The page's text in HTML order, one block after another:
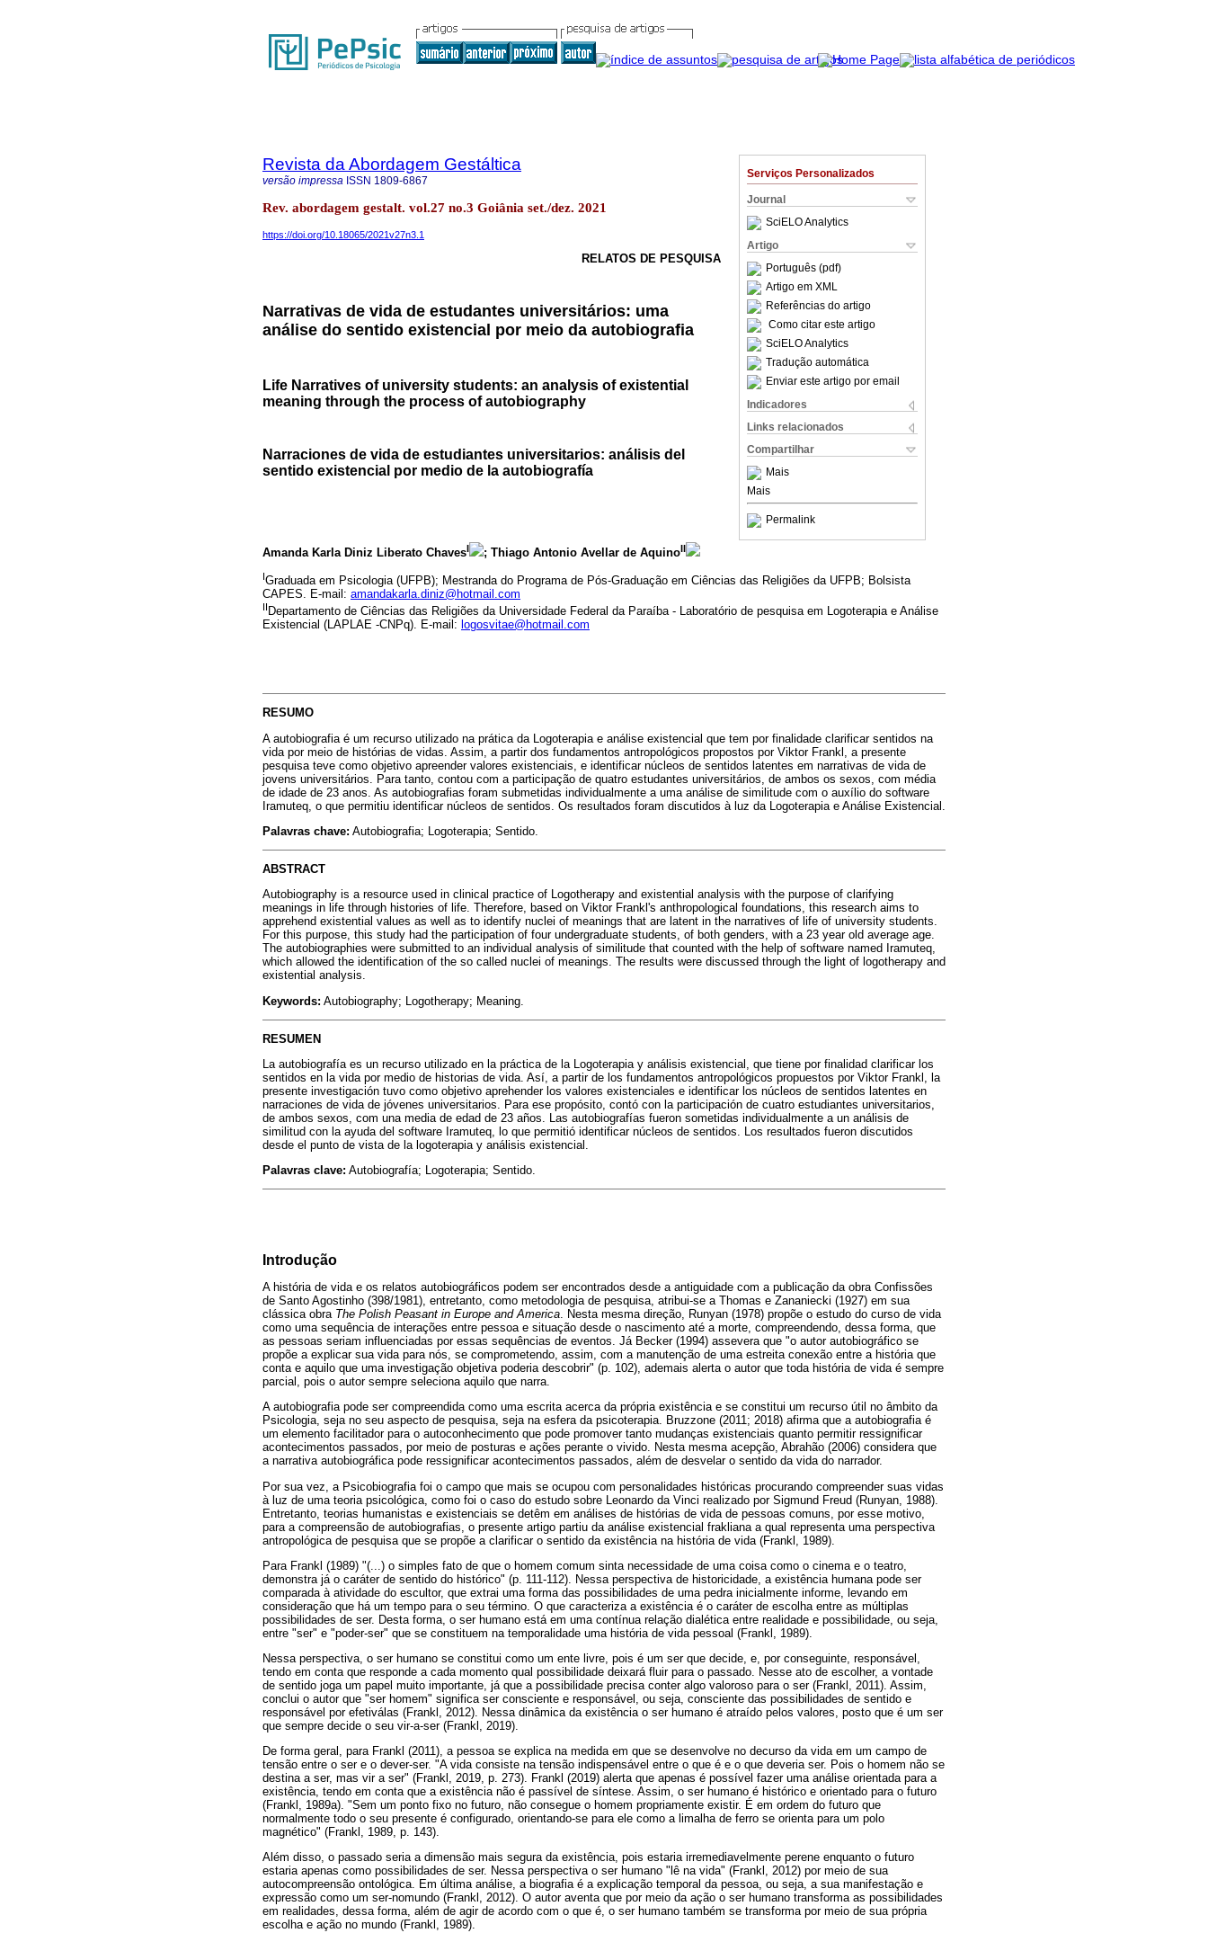
Serviços Personalizados
Journal
SciELO Analytics
Artigo
Português (pdf)
Artigo em XML
Referências do artigo
Como citar este artigo
SciELO Analytics
Tradução automática
Enviar este artigo por email
Indicadores
Links relacionados
Compartilhar
Mais
Mais
Permalink
Revista da Abordagem Gestáltica
versão impressa ISSN 1809-6867
Rev. abordagem gestalt. vol.27 no.3 Goiânia set./dez. 2021
https://doi.org/10.18065/2021v27n3.1
RELATOS DE PESQUISA
Narrativas de vida de estudantes universitários: uma
análise do sentido existencial por meio da autobiografia
Life Narratives of university students: an analysis of existential
meaning through the process of autobiography
Narraciones de vida de estudiantes universitarios: análisis del
sentido existencial por medio de la autobiografía
Amanda Karla Diniz Liberato ChavesI ; Thiago Antonio Avellar de AquinoII
IGraduada em Psicologia (UFPB); Mestranda do Programa de Pós-Graduação em Ciências das Religiões da UFPB; Bolsista
CAPES. E-mail: amandakarla.diniz@hotmail.com
IIDepartamento de Ciências das Religiões da Universidade Federal da Paraíba - Laboratório de pesquisa em Logoterapia e Análise
Existencial (LAPLAE -CNPq). E-mail: logosvitae@hotmail.com
RESUMO
A autobiografia é um recurso utilizado na prática da Logoterapia e análise existencial que tem por finalidade clarificar sentidos na
vida por meio de histórias de vidas. Assim, a partir dos fundamentos antropológicos propostos por Viktor Frankl, a presente
pesquisa teve como objetivo apreender valores existenciais, e identificar núcleos de sentidos latentes em narrativas de vida de
jovens universitários. Para tanto, contou com a participação de quatro estudantes universitários, de ambos os sexos, com média
de idade de 23 anos. As autobiografias foram submetidas individualmente a uma análise de similitude com o auxílio do software
Iramuteq, o que permitiu identificar núcleos de sentidos. Os resultados foram discutidos à luz da Logoterapia e Análise Existencial.
Palavras chave: Autobiografia; Logoterapia; Sentido.
ABSTRACT
Autobiography is a resource used in clinical practice of Logotherapy and existential analysis with the purpose of clarifying
meanings in life through histories of life. Therefore, based on Viktor Frankl's anthropological foundations, this research aims to
apprehend existential values as well as to identify nuclei of meanings that are latent in the narratives of life of university students.
For this purpose, this study had the participation of four undergraduate students, of both genders, with a 23 year old average age.
The autobiographies were submitted to an individual analysis of similitude that counted with the help of software named Iramuteq,
which allowed the identification of the so called nuclei of meanings. The results were discussed through the light of logotherapy and
existential analysis.
Keywords: Autobiography; Logotherapy; Meaning.
RESUMEN
La autobiografía es un recurso utilizado en la práctica de la Logoterapia y análisis existencial, que tiene por finalidad clarificar los
sentidos en la vida por medio de historias de vida. Así, a partir de los fundamentos antropológicos propuestos por Viktor Frankl, la
presente investigación tuvo como objetivo aprehender los valores existenciales e identificar los núcleos de sentidos latentes en
narraciones de vida de jóvenes universitarios. Para ese propósito, contó con la participación de cuatro estudiantes universitarios,
de ambos sexos, com una media de edad de 23 años. Las autobiografías fueron sometidas individualmente a un análisis de
similitud con la ayuda del software Iramuteq, lo que permitió identificar núcleos de sentidos. Los resultados fueron discutidos
desde el punto de vista de la logoterapia y análisis existencial.
Palavras clave: Autobiografía; Logoterapia; Sentido.
Introdução
A história de vida e os relatos autobiográficos podem ser encontrados desde a antiguidade com a publicação da obra Confissões
de Santo Agostinho (398/1981), entretanto, como metodologia de pesquisa, atribui-se a Thomas e Zananiecki (1927) em sua
clássica obra The Polish Peasant in Europe and America. Nesta mesma direção, Runyan (1978) propõe o estudo do curso de vida
como uma sequência de interações entre pessoa e situação desde o nascimento até a morte, compreendendo, dessa forma, que
as pessoas seriam influenciadas por essas sequências de eventos. Já Becker (1994) assevera que "o autor autobiográfico se
propõe a explicar sua vida para nós, se comprometendo, assim, com a manutenção de uma estreita conexão entre a história que
conta e aquilo que uma investigação objetiva poderia descobrir" (p. 102), ademais alerta o autor que toda história de vida é sempre
parcial, pois o autor sempre seleciona aquilo que narra.
A autobiografia pode ser compreendida como uma escrita acerca da própria existência e se constitui um recurso útil no âmbito da
Psicologia, seja no seu aspecto de pesquisa, seja na esfera da psicoterapia. Bruzzone (2011; 2018) afirma que a autobiografia é
um elemento facilitador para o autoconhecimento que pode promover tanto mudanças existenciais quanto permitir ressignificar
acontecimentos passados, por meio de posturas e ações perante o vivido. Nesta mesma acepção, Abrahão (2006) considera que
a narrativa autobiográfica pode ressignificar acontecimentos passados, além de desvelar o sentido da vida do narrador.
Por sua vez, a Psicobiografia foi o campo que mais se ocupou com personalidades históricas procurando compreender suas vidas
à luz de uma teoria psicológica, como foi o caso do estudo sobre Leonardo da Vinci realizado por Sigmund Freud (Runyan, 1988).
Entretanto, teorias humanistas e existenciais se detêm em análises de histórias de vida de pessoas comuns, por esse motivo,
para a compreensão de autobiografias, o presente artigo partiu da análise existencial frakliana a qual representa uma perspectiva
antropológica de pesquisa que se propõe a clarificar o sentido da existência na história de vida (Frankl, 1989).
Para Frankl (1989) "(...) o simples fato de que o homem comum sinta necessidade de uma coisa como o cinema e o teatro,
demonstra já o caráter de sentido do histórico" (p. 111-112). Nessa perspectiva de historicidade, a existência humana pode ser
comparada à atividade do escultor, que extrai uma forma das possibilidades de uma pedra inicialmente informe, levando em
consideração que há um tempo para o seu término. O que caracteriza a existência é o caráter de escolha entre as múltiplas
possibilidades de ser. Desta forma, o ser humano está em uma contínua relação dialética entre realidade e possibilidade, ou seja,
entre "ser" e "poder-ser" que se constituem na temporalidade uma história de vida pessoal (Frankl, 1989).
Nessa perspectiva, o ser humano se constitui como um ente livre, pois é um ser que decide, e, por conseguinte, responsável,
tendo em conta que responde a cada momento qual possibilidade deixará fluir para o passado. Nesse ato de escolher, a vontade
de sentido joga um papel muito importante, já que a possibilidade precisa conter algo valoroso para o ser (Frankl, 2011). Assim,
conclui o autor que "ser homem" significa ser consciente e responsável, ou seja, consciente das possibilidades de sentido e
responsável por efetiválas (Frankl, 2012). Nessa dinâmica da existência o ser humano é atraído pelos valores, posto que é um ser
que sempre decide o seu vir-a-ser (Frankl, 2019).
De forma geral, para Frankl (2011), a pessoa se explica na medida em que se desenvolve no decurso da vida em um campo de
tensão entre o ser e o dever-ser. "A vida consiste na tensão indispensável entre o que é e o que deveria ser. Pois o homem não se
destina a ser, mas vir a ser" (Frankl, 2019, p. 273). Frankl (2019) alerta que apenas é possível fazer uma análise orientada para a
existência, tendo em conta que a existência não é passível de síntese. Assim, o ser humano é histórico e orientado para o futuro
(Frankl, 1989a). "Sem um ponto fixo no futuro, não consegue o homem propriamente existir. É em ordem do futuro que
normalmente todo o seu presente é configurado, orientando-se para ele como a limalha de ferro se orienta para um polo
magnético" (Frankl, 1989, p. 143).
Além disso, o passado seria a dimensão mais segura da existência, pois estaria irremediavelmente perene enquanto o futuro
estaria apenas como possibilidades de ser. Nessa perspectiva o ser humano "lê na vida" (Frankl, 2012) por meio de sua
autocompreensão ontológica. Em última análise, a biografia é a explicação temporal da pessoa, ou seja, a sua manifestação e
expressão como um ser-nomundo (Frankl, 2012). O autor aventa que por meio da ação o ser humano transforma as possibilidades
em realidades, dessa forma, além de agir de acordo com o que é, o ser humano também se transforma por meio de sua própria
escolha e ação no mundo (Frankl, 1989).